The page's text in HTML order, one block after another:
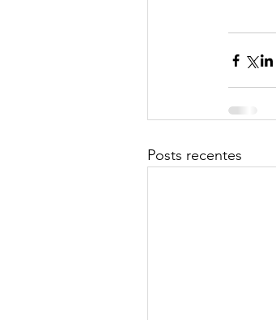
Posts recentes